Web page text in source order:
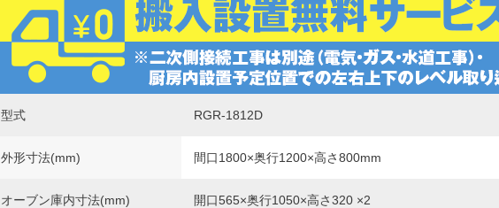
型式 RGR-1812D
外形寸法(mm) 間口1800×奥行1200×高さ800mm
オーブン庫内寸法(mm) 開口565×奥行1050×高さ320 ×2